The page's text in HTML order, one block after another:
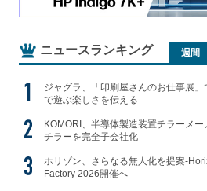
ニュースランキング 週間
ジャグラ、「印刷屋さんのお仕事展」
で遊ぶ楽しさを伝える
KOMORI、半導体製造装置チラーメー
チラーを完全子会社化
ホリゾン、さらなる無人化を提案-
Factory 2026開催へ